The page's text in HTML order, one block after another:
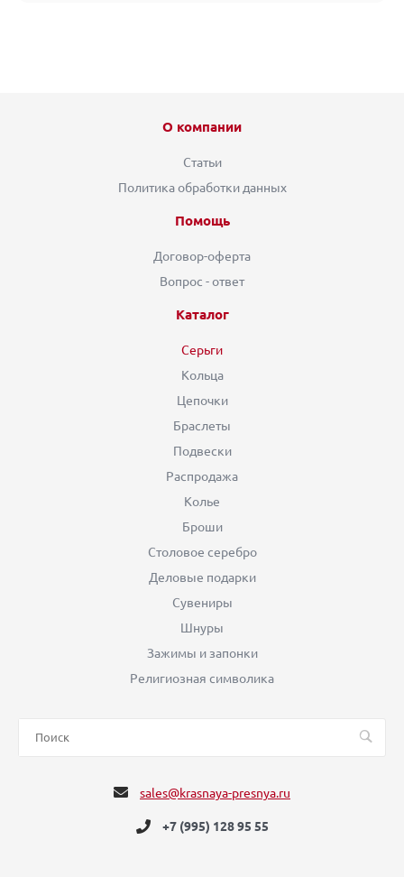
О компании
Статьи
Политика обработки данных
Помощь
Договор-оферта
Вопрос - ответ
Каталог
Серьги
Кольца
Цепочки
Браслеты
Подвески
Распродажа
Колье
Броши
Столовое серебро
Деловые подарки
Сувениры
Шнуры
Зажимы и запонки
Религиозная символика
sales@krasnaya-presnya.ru
+7 (995) 128 95 55